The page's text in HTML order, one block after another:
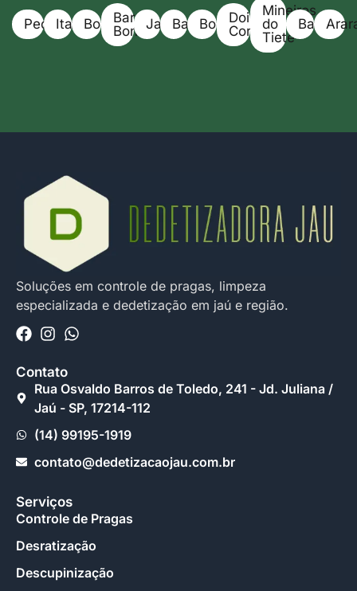
Pederneiras
ItapuíBoracéia
Barra
BonitaJaú BaririBocaina
Dois
Corregos
Mineiros
do
Tietê
Bauru
Soluções em controle de pragas, limpeza
especializada e dedetização em jaú e região.
Contato
Rua Osvaldo Barros de Toledo, 241 - Jd. Juliana /
Jaú - SP, 17214-112
(14) 99195-1919
contato@dedetizacaojau.com.br
Serviços
Controle de Pragas
Desratização
Descupinização